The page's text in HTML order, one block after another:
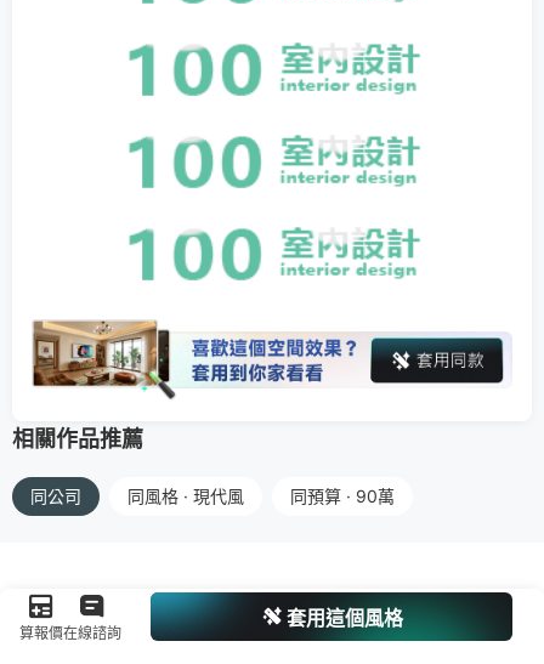
相關作品推薦
同公司 同風格 · 現代風 同預算 · 90萬
算報價在線諮詢
套用這個風格